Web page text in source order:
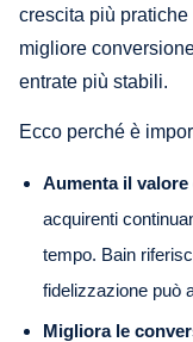
crescita più
migliore
entrate più stabili.
Ecco perché è
Aumenta il
acquirenti
tempo. Bain
fidelizzazione può
Migliora le